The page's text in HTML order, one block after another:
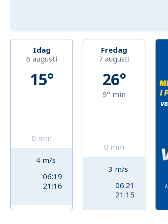
Idag
6 augusti
15°
0 mm
4 m/s
06:19
21:16
Fredag
7 augusti
26°
9° min
0 mm
3 m/s
06:21
21:15